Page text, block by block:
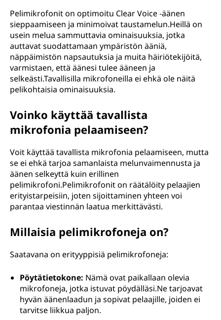
Pelimikrofonit on optimoitu Clear Voice -äänen
sieppaamiseen ja minimoivat taustamelun.Heillä on
usein melua sammuttavia ominaisuuksia, jotka
auttavat suodattamaan ympäristön ääniä,
näppäimistön napsautuksia ja muita häiriötekijöitä,
varmistaen, että äänesi tulee ääneen ja
selkeästi.Tavallisilla mikrofoneilla ei ehkä ole näitä
pelikohtaisia ominaisuuksia.
Voinko käyttää tavallista
mikrofonia pelaamiseen?
Voit käyttää tavallista mikrofonia pelaamiseen, mutta
se ei ehkä tarjoa samanlaista melunvaimennusta ja
äänen selkeyttä kuin erillinen
pelimikrofoni.Pelimikrofonit on räätälöity pelaajien
erityistarpeisiin, joten sijoittaminen yhteen voi
parantaa viestinnän laatua merkittävästi.
Millaisia pelimikrofoneja on?
Saatavana on erityyppisiä pelimikrofoneja:
Pöytätietokone: Nämä ovat paikallaan olevia
mikrofoneja, jotka istuvat pöydälläsi.Ne tarjoavat
hyvän äänenlaadun ja sopivat pelaajille, joiden ei
tarvitse liikkua paljon.